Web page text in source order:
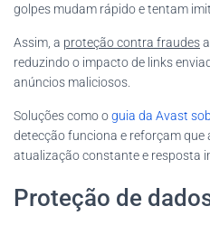
golpes mudam rápido e tentam
Assim, a proteção contra fraudes
reduzindo o impacto de links
anúncios maliciosos.
Soluções como oguia da Avast
detecção funciona e reforçam que
atualização constante e resposta
Proteção de